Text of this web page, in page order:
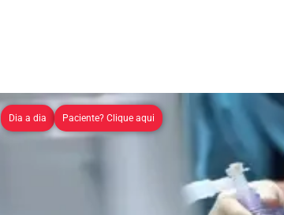
Dia a dia Paciente? Clique aqui